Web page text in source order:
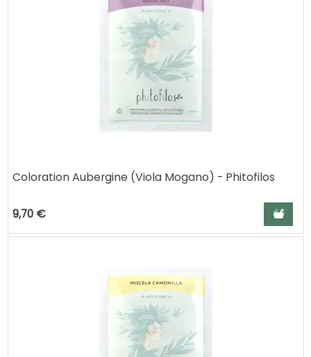
Coloration Aubergine (Viola Mogano) - Phitofilos
9,70 € Ajouter